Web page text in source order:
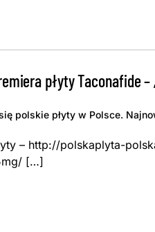
płyty Taconafide –
polskie płyty w Polsce.
– http://polskaplyta-
[…]